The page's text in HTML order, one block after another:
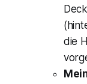
die